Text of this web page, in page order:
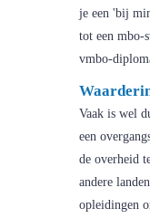
je een 'bij
tot een mbo-
vmbo-
Vaak is wel
een
de overheid
andere
opleidingen